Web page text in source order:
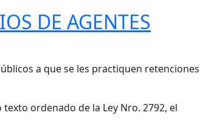
DE AGENTES
a que se les practiquen retenciones
ordenado de la Ley Nro. 2792, el